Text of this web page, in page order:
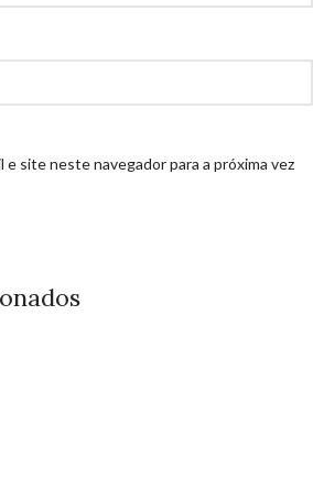
e site neste navegador para a próxima vez